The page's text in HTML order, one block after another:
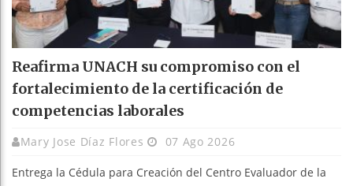
Reafirma UNACH su compromiso con el
fortalecimiento de la certificación de
competencias laborales
Mary Jose Díaz Flores 07 Ago 2026
Entrega la Cédula para Creación del Centro Evaluador de la